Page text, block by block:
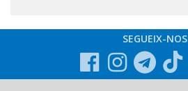
SEGUEIX-